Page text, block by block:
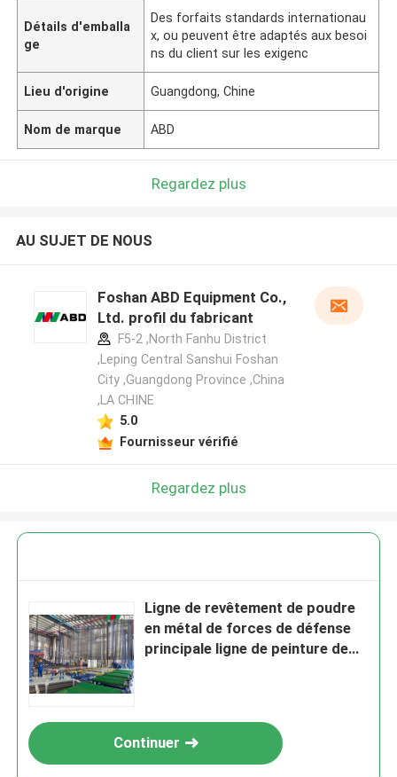
Laisser un message
Nous vous rappellerons bientôt!
Détails d'emballa
ge
Des forfaits standards internationau
x, ou peuvent être adaptés aux besoi
ns du client sur les exigenc
Lieu d'origine Guangdong, Chine
Nom de marque ABD
Regardez plus
AU SUJET DE NOUS
Foshan ABD Equipment Co.,
Ltd. profil du fabricant
F5-2 ,North Fanhu District
,Leping Central Sanshui Foshan
City ,Guangdong Province ,China
,LA CHINE
5.0
Fournisseur vérifié
Regardez plus
Ligne de revêtement de poudre
en métal de forces de défense
principale ligne de peinture de
Continuer